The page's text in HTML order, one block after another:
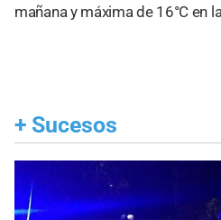
mañana y máxima de 16°C en
+ Sucesos